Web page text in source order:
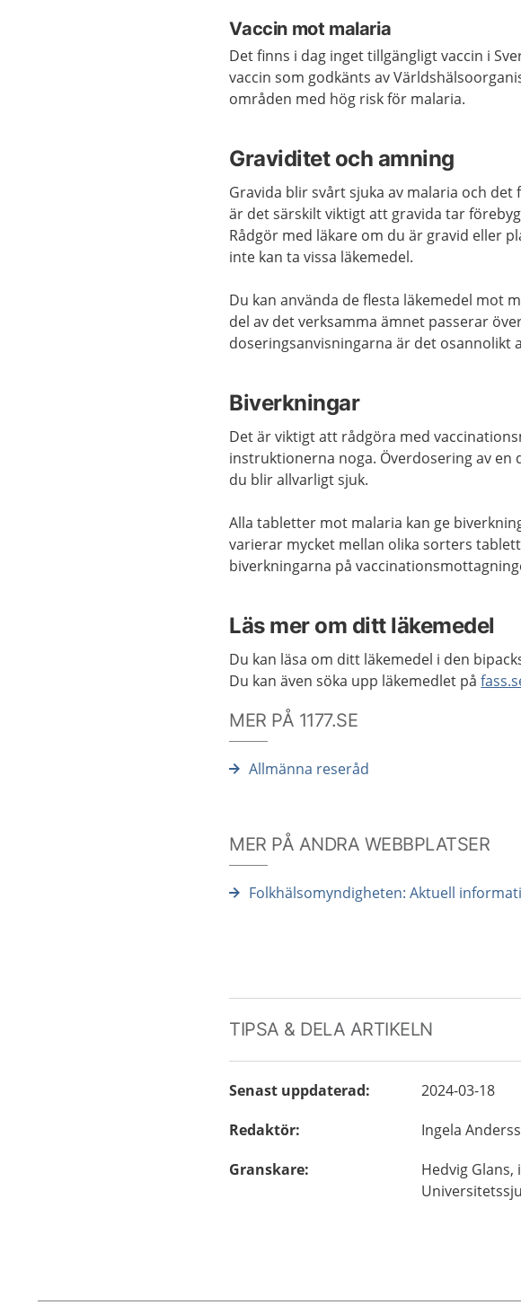
Vaccin mot malaria
Det finns i dag inget tillgängligt vaccin i
vaccin som godkänts av
områden med hög risk för malaria.
Graviditet och amning
Gravida blir svårt sjuka av malaria och
är det särskilt viktigt att gravida tar
Rådgör med läkare om du är gravid eller
inte kan ta vissa läkemedel.
Du kan använda de flesta läkemedel mot
del av det verksamma ämnet passerar
doseringsanvisningarna är det osannolikt
Biverkningar
Det är viktigt att rådgöra med
instruktionerna noga. Överdosering av
du blir allvarligt sjuk.
Alla tabletter mot malaria kan ge
varierar mycket mellan olika sorters
biverkningarna på
Läs mer om ditt läkemedel
Du kan läsa om ditt läkemedel i den
Du kan även söka upp läkemedlet på
MER PÅ 1177.SE
Allmänna reseråd
MER PÅ ANDRA WEBBPLATSER
Folkhälsomyndigheten: Aktuell
TIPSA & DELA ARTIKELN
Senast uppdaterad:
2024-03-18
Redaktör: Ingela
Granskare: Hedvig Glans,